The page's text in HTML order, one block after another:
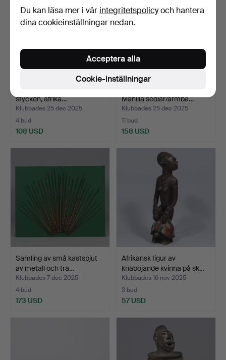
stycken, afrika…
Klubbades 25 dec 2025
4 bud
108 USD
Manilla sedlar/armba…
Klubbades 25 dec 2025
11 bud
158 USD
Samling av små kastspjut
av metall och trä…
Klubbades 7 dec 2025
4 bud
173 USD
Afrikansk figur av
knäböjande kvinna på sk…
Klubbades 16 nov 2025
3 bud
57 USD
Du kan läsa mer i vår integritetspolicyoch hantera
dina cookieinställningar nedan.
Cookie-inställningar
Acceptera alla